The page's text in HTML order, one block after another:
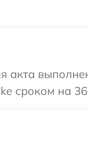
акта
сроком на